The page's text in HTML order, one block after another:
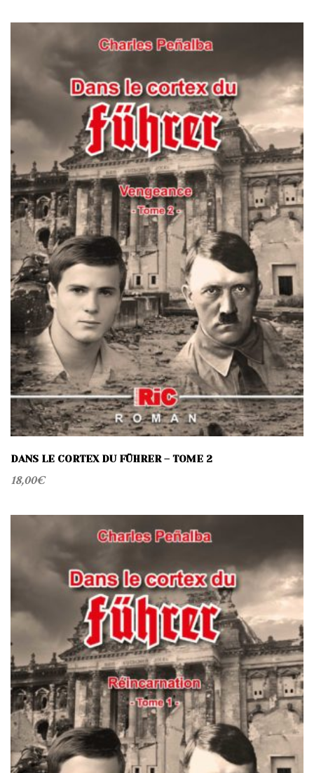
DANS LE CORTEX DU FÜHRER – TOME 2
18,00€